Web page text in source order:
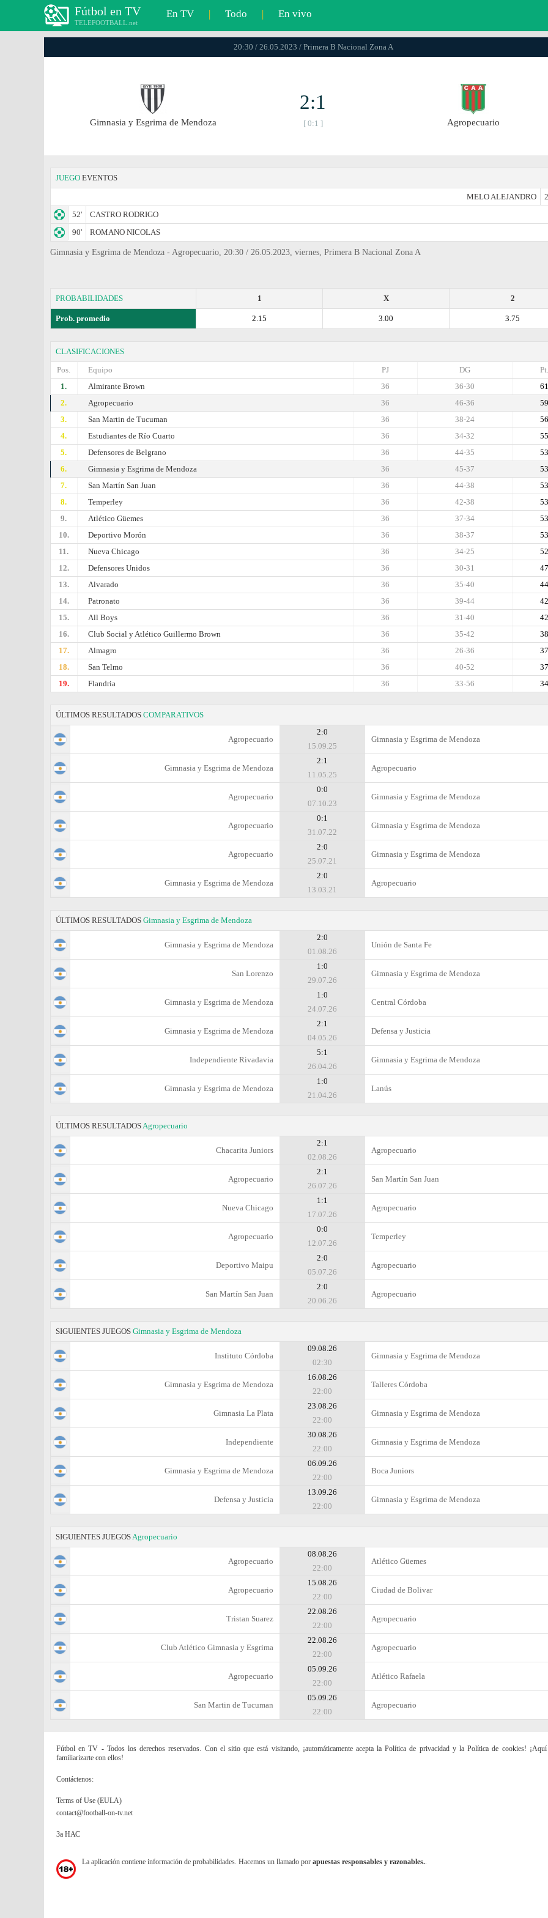
Fútbol en TV
TELEFOOTBALL.net
En TV | Todo | En vivo
20:30 / 26.05.2023 / Primera B Nacional Zona A
Gimnasia y Esgrima de Mendoza
2:1
[ 0:1 ] Agropecuario
JUEGO EVENTOS
MELO ALEJANDRO
52'
CASTRO RODRIGO
90'
ROMANO NICOLAS
Gimnasia y Esgrima de Mendoza - Agropecuario, 20:30 / 26.05.2023, viernes, Primera B Nacional Zona A
PROBABILIDADES 2
X
1
Prob. promedio 3.75
3.00
2.15
CLASIFICACIONES
Pos.
Equipo Pt.
DG
PJ
1.
Almirante Brown 61
36-30
36
2.
Agropecuario 59
46-36
36
3.
San Martin de Tucuman 56
38-24
36
4.
Estudiantes de Río Cuarto 55
34-32
36
5.
Defensores de Belgrano 53
44-35
36
6.
Gimnasia y Esgrima de Mendoza 53
45-37
36
7.
San Martín San Juan 53
44-38
36
8.
Temperley 53
42-38
36
9.
Atlético Güemes 53
37-34
36
10.
Deportivo Morón 53
38-37
36
11.
Nueva Chicago 52
34-25
36
12.
Defensores Unidos 47
30-31
36
13.
Alvarado 44
35-40
36
14.
Patronato 42
39-44
36
15.
All Boys 42
31-40
36
16.
Club Social y Atlético Guillermo Brown 38
35-42
36
17.
Almagro 37
26-36
36
18.
San Telmo 37
40-52
36
19.
Flandria 34
33-56
36
ÚLTIMOS RESULTADOS COMPARATIVOS
Agropecuario
2:0
15.09.25
Gimnasia y Esgrima de Mendoza
Gimnasia y Esgrima de Mendoza
2:1
11.05.25
Agropecuario
Agropecuario
0:0
07.10.23
Gimnasia y Esgrima de Mendoza
Agropecuario
0:1
31.07.22
Gimnasia y Esgrima de Mendoza
Agropecuario
2:0
25.07.21
Gimnasia y Esgrima de Mendoza
Gimnasia y Esgrima de Mendoza
2:0
13.03.21
Agropecuario
ÚLTIMOS RESULTADOS Gimnasia y Esgrima de Mendoza
Gimnasia y Esgrima de Mendoza
2:0
01.08.26
Unión de Santa Fe
San Lorenzo
1:0
29.07.26
Gimnasia y Esgrima de Mendoza
Gimnasia y Esgrima de Mendoza
1:0
24.07.26
Central Córdoba
Gimnasia y Esgrima de Mendoza
2:1
04.05.26
Defensa y Justicia
Independiente Rivadavia
5:1
26.04.26
Gimnasia y Esgrima de Mendoza
Gimnasia y Esgrima de Mendoza
1:0
21.04.26
Lanús
ÚLTIMOS RESULTADOSAgropecuario
Chacarita Juniors
2:1
02.08.26
Agropecuario
Agropecuario
2:1
26.07.26
San Martín San Juan
Nueva Chicago
1:1
17.07.26
Agropecuario
Agropecuario
0:0
12.07.26
Temperley
Deportivo Maipu
2:0
05.07.26
Agropecuario
San Martín San Juan
2:0
20.06.26
Agropecuario
SIGUIENTES JUEGOS Gimnasia y Esgrima de Mendoza
Instituto Córdoba
09.08.26
02:30
Gimnasia y Esgrima de Mendoza
Gimnasia y Esgrima de Mendoza
16.08.26
22:00
Talleres Córdoba
Gimnasia La Plata
23.08.26
22:00
Gimnasia y Esgrima de Mendoza
Independiente
30.08.26
22:00
Gimnasia y Esgrima de Mendoza
Gimnasia y Esgrima de Mendoza
06.09.26
22:00
Boca Juniors
Defensa y Justicia
13.09.26
22:00
Gimnasia y Esgrima de Mendoza
SIGUIENTES JUEGOSAgropecuario
Agropecuario
08.08.26
22:00
Atlético Güemes
Agropecuario
15.08.26
22:00
Ciudad de Bolivar
Tristan Suarez
22.08.26
22:00
Agropecuario
Club Atlético Gimnasia y Esgrima
22.08.26
22:00
Agropecuario
Agropecuario
05.09.26
22:00
Atlético Rafaela
San Martin de Tucuman
05.09.26
22:00
Agropecuario
Fútbol en TV - Todos los derechos reservados. Con el sitio que está visitando, ¡automáticamente acepta la Política de privacidad y la Política de cookies! ¡Aquí
familiarizarte con ellos!
Contáctenos:
Terms of Use (EULA)
contact@football-on-tv.net
За НАС
La aplicación contiene información de probabilidades. Hacemos un llamado por apuestas responsables y razonables..